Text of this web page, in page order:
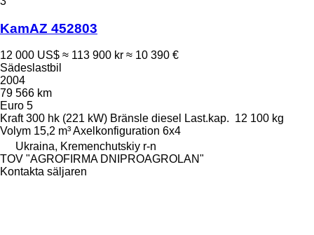
KamAZ 452803
12 000 US$ ≈ 113 900 kr ≈ 10 390 €
Sädeslastbil
2004
79 566 km
Euro 5
Kraft 300 hk (221 kW) Bränsle diesel Last.kap. 12 100 kg
Volym 15,2 m³Axelkonfiguration 6x4
Ukraina, Kremenchutskiy r-n
TOV "AGROFIRMA DNIPROAGROLAN"
Kontakta säljaren